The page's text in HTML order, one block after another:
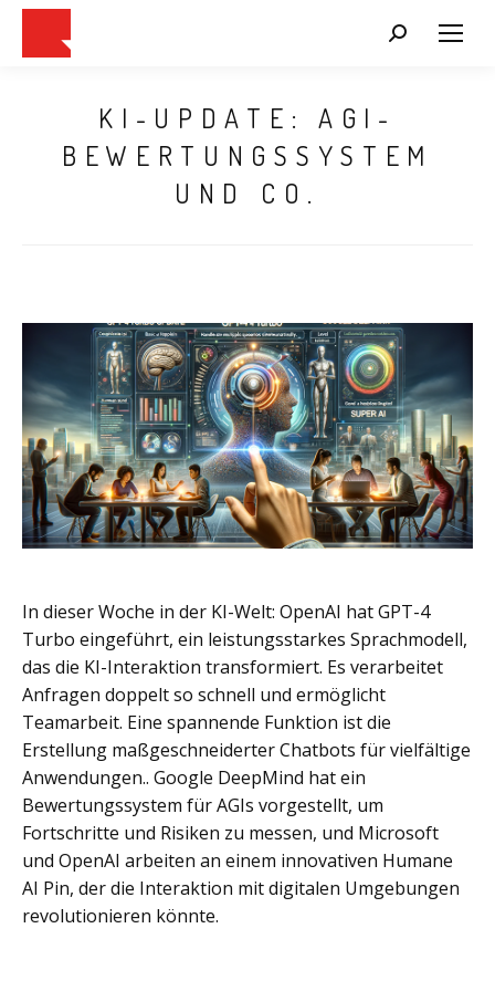
Search:
KI-UPDATE: AGI-
BEWERTUNGSSYSTEM
UND CO.
In dieser Woche in der KI-Welt: OpenAI hat GPT-4
Turbo eingeführt, ein leistungsstarkes Sprachmodell,
das die KI-Interaktion transformiert. Es verarbeitet
Anfragen doppelt so schnell und ermöglicht
Teamarbeit. Eine spannende Funktion ist die
Erstellung maßgeschneiderter Chatbots für vielfältige
Anwendungen.. Google DeepMind hat ein
Bewertungssystem für AGIs vorgestellt, um
Fortschritte und Risiken zu messen, und Microsoft
und OpenAI arbeiten an einem innovativen Humane
AI Pin, der die Interaktion mit digitalen Umgebungen
revolutionieren könnte.